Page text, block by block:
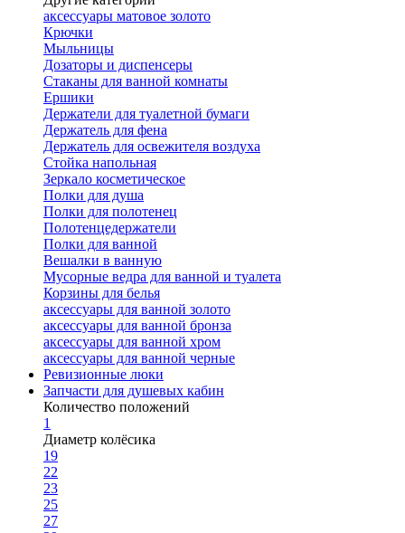
аксессуары матовое золото
Крючки
Мыльницы
Дозаторы и диспенсеры
Стаканы для ванной комнаты
Ершики
Держатели для туалетной бумаги
Держатель для фена
Держатель для освежителя воздуха
Стойка напольная
Зеркало косметическое
Полки для душа
Полки для полотенец
Полотенцедержатели
Полки для ванной
Вешалки в ванную
Мусорные ведра для ванной и туалета
Корзины для белья
аксессуары для ванной золото
аксессуары для ванной бронза
аксессуары для ванной хром
аксессуары для ванной черные
Ревизионные люки
Запчасти для душевых кабин
Количество положений
1
Диаметр колёсика
19
22
23
25
27